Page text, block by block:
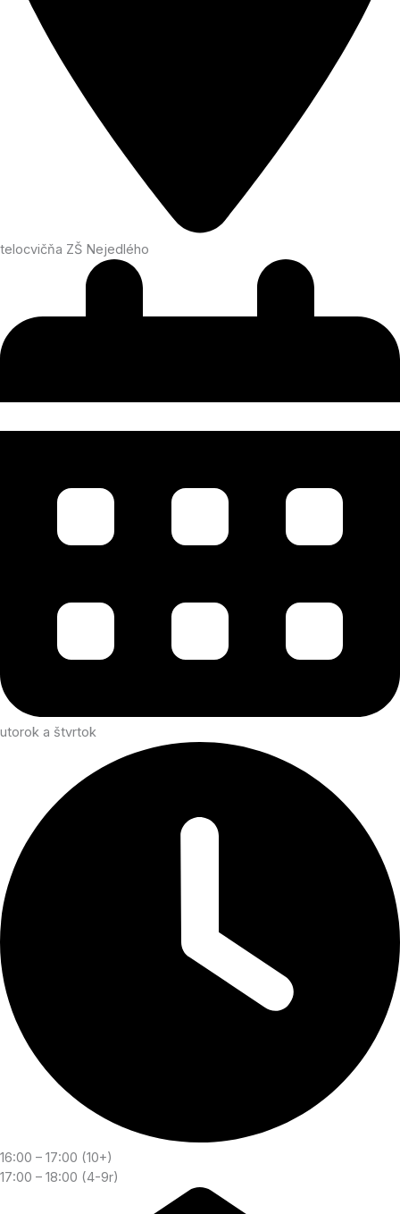
telocvičňa ZŠ Nejedlého
utorok a štvrtok
16:00 – 17:00 (10+)
17:00 – 18:00 (4-9r)